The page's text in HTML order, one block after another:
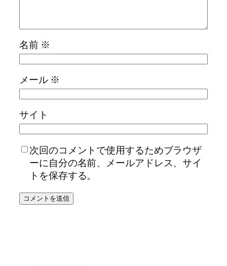
名前 ※
メール ※
サイト
次回のコメントで使用するためブラウザ
ーに自分の名前、メールアドレス、サイ
トを保存する。